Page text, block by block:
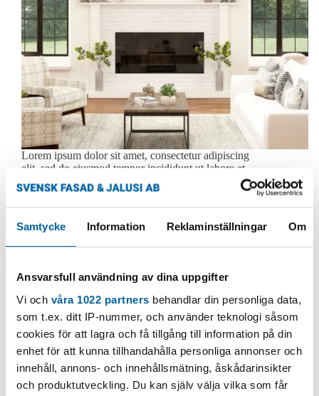
Samtycke Information Reklaminställningar Om
Ansvarsfull användning av dina uppgifter
Vi och våra 1022 partners behandlar din personliga data,
som t.ex. ditt IP-nummer, och använder teknologi såsom
cookies för att lagra och få tillgång till information på din
enhet för att kunna tillhandahålla personliga annonser och
innehåll, annons- och innehållsmätning, åskådarinsikter
och produktutveckling. Du kan själv välja vilka som får
Lorem ipsum dolor sit amet, consectetur adipiscing
elit, sed do eiusmod tempor incididunt ut labore et
dolore magna aliqua. Posuere morbi leo urna molestie
at elementum. Dui faucibus in ornare quam viverra
orci sagittis eu volutpat. Tristique sollicitudin nibh
oas_admin
19 augusti 2022
Senectus Etnetus Malesuada